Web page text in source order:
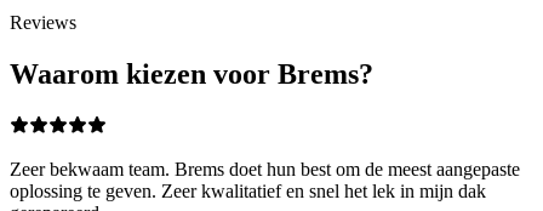
Reviews
Waarom kiezen voor Brems?
Zeer bekwaam team. Brems doet hun best om de meest aangepaste
oplossing te geven. Zeer kwalitatief en snel het lek in mijn dak